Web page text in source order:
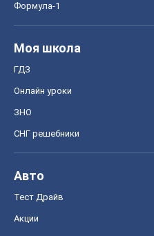
Формула-1
Моя школа
ГДЗ
Онлайн уроки
ЗНО
СНГ решебники
Авто
Тест Драйв
Акции